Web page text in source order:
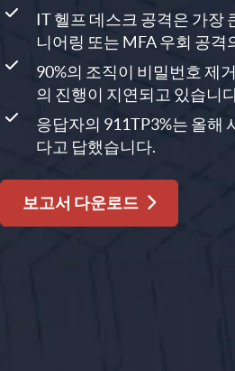
IT 헬프 데스크 공격은 가장
니어링 또는 MFA 우회 공
90%의 조직이 비밀번호 제
의 진행이 지연되고 있습니
응답자의 911TP3%는 올해
다고 답했습니다.
보고서 다운로드